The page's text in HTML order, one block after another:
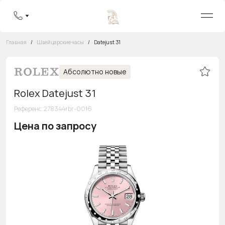
Бесплатная горячая линия8 800 555-95-99
Главная / Швейцарские часы / Datejust 31
Абсолютно новые
Rolex Datejust 31
Референс:278344rbr-0016
Цена по запросу